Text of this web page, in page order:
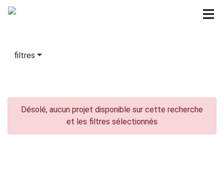
filtres
Désolé, aucun projet disponible sur cette recherche
et les filtres sélectionnés